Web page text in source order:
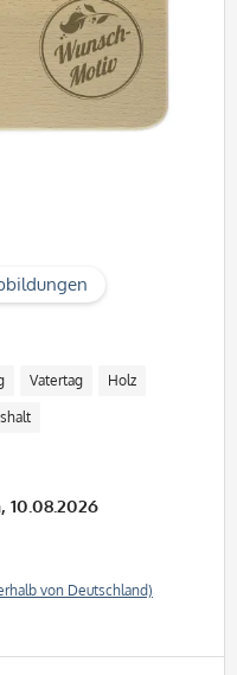
Vatertag Holz
10.08.2026
von Deutschland)